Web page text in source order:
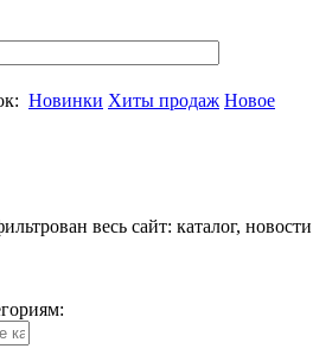
Новинки Хиты продаж Новое
весь сайт: каталог, новости